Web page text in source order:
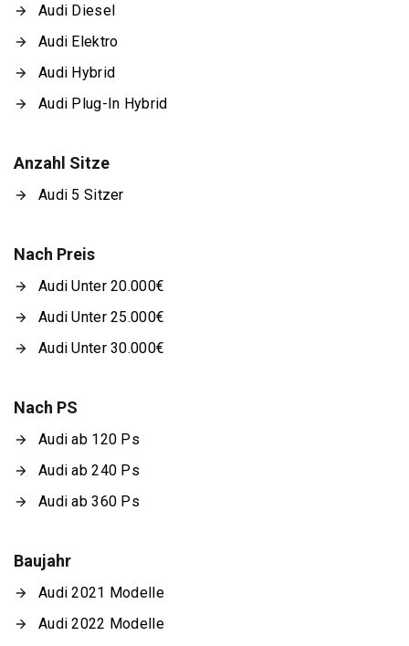
Audi Diesel
Audi Elektro
Audi Hybrid
Audi Plug-In Hybrid
Anzahl Sitze
Audi 5 Sitzer
Nach Preis
Audi Unter 20.000€
Audi Unter 25.000€
Audi Unter 30.000€
Nach PS
Audi ab 120 Ps
Audi ab 240 Ps
Audi ab 360 Ps
Baujahr
Audi 2021 Modelle
Audi 2022 Modelle